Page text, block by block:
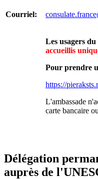
Courriel:
Les usagers
accueillis
Pour prendre
https://
L'ambassade
carte bancaire
Délégation
auprès de